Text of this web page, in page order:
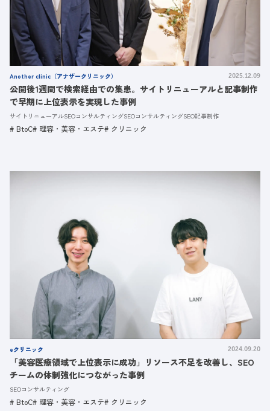
Another clinic（アナザークリニック） 2025.12.09
公開後1週間で検索経由での集患。サイトリニューアルと記事制作
で早期に上位表示を実現した事例
サイトリニューアルSEOコンサルティングSEOコンサルティングSEO記事制作
BtoC 理容・美容・エステ クリニック
eクリニック 2024.09.20
「美容医療領域で上位表示に成功」リソース不足を改善し、SEO
チームの体制強化につながった事例
SEOコンサルティング
BtoC 理容・美容・エステ クリニック